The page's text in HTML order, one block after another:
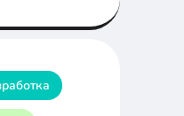
для